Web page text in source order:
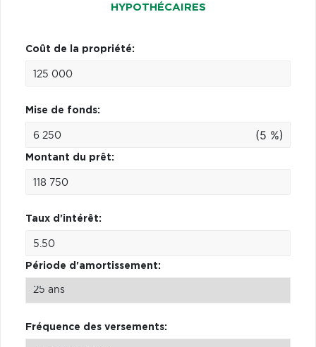
HYPOTHÉCAIRES
Coût de la propriété:
Mise de fonds:
(5 %)
Montant du prêt:
Taux d'intérêt:
Période d'amortissement:
Fréquence des versements: